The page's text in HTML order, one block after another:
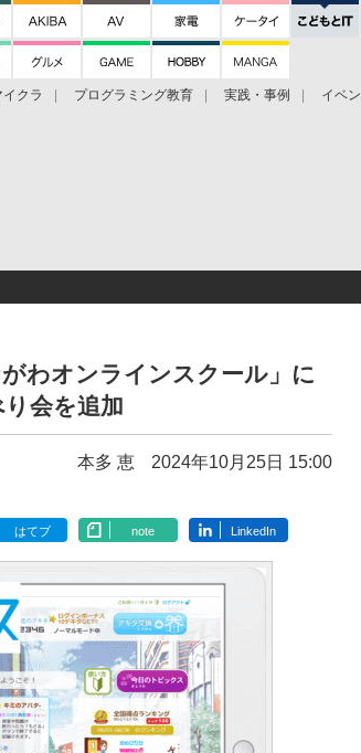
クラ プログラミング教育 実践・事例 イベ
わオンラインスクール」に
会を追加
本多 恵 2024年10月25日 15:00
はてブ note LinkedIn